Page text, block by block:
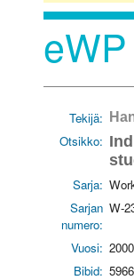
Tekijä:
Otsikko:
Sarja:
Sarjan
numero:
W-
Vuosi: 2000
Bibid: